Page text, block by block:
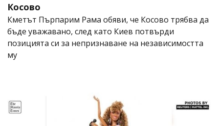
Косово
Кметът Пърпарим Рама обяви, че Косово трябва да
бъде уважавано, след като Киев потвърди
позицията си за непризнаване на независимостта
му